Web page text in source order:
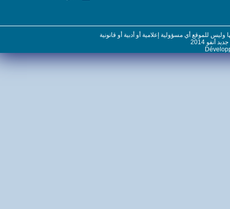
للموقع أي مسؤولية إعلامية أو أدبية أو قانونية
2014